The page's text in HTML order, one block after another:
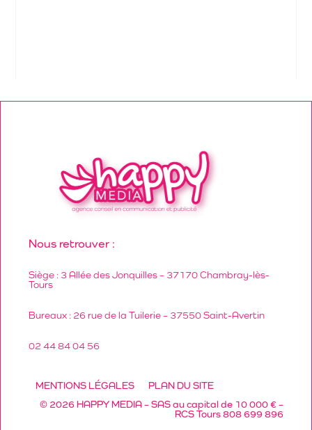
Nous retrouver :
Siège : 3 Allée des Jonquilles – 37170 Chambray-lès-
Tours
Bureaux : 26 rue de la Tuilerie – 37550 Saint-Avertin
02 44 84 04 56
MENTIONS LÉGALES
PLAN DU SITE
© 2026 HAPPY MEDIA – SAS au capital de 10 000 € –
RCS Tours 808 699 896